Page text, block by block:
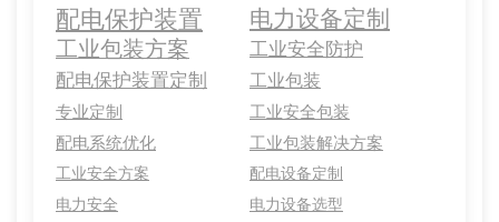
配电保护装置 电力设备定制
工业包装方案
工业安全防护
配电保护装置定制
工业包装
专业定制
工业安全包装
配电系统优化
工业包装解决方案
工业安全方案
配电设备定制
电力安全
电力设备选型